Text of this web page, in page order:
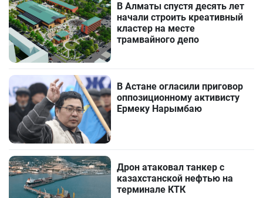
В Алматы спустя десять лет
начали строить креативный
кластер на месте
трамвайного депо
В Астане огласили приговор
оппозиционному активисту
Ермеку Нарымбаю
Дрон атаковал танкер с
казахстанской нефтью на
терминале КТК